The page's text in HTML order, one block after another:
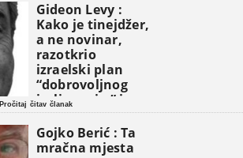
Gideon Levy :
Kako je tinejdžer,
a ne novinar,
razotkrio
izraelski plan
“dobrovoljnog
iseljavanja ” iz
Gaze
Pročitaj čitav članak
Gojko Berić : Ta
mračna mjesta